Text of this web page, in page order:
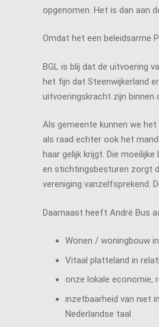
opgenomen. Het is dan aan
Omdat het een beleidsarme
BGL is blij dat de uitvoering
het fijn dat Steenwijkerland
uitvoeringskracht zijn binnen
Als gemeente kunnen we
als raad echter ook het
haar gelijk krijgt. Die
en stichtingsbesturen zorgt
vereniging vanzelfsprekend.
Daarnaast heeft André Bus
Wonen / woningbouw
Vitaal platteland in
onze lokale economie,
inzetbaarheid van niet
Nederlandse taal